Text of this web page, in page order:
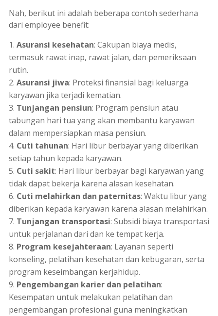
Nah, berikut ini adalah beberapa contoh sederhana
dari employee benefit:
Asuransi kesehatan: Cakupan biaya medis,
termasuk rawat inap, rawat jalan, dan pemeriksaan
rutin.
Asuransi jiwa: Proteksi finansial bagi keluarga
karyawan jika terjadi kematian.
Tunjangan pensiun: Program pensiun atau
tabungan hari tua yang akan membantu karyawan
dalam mempersiapkan masa pensiun.
Cuti tahunan: Hari libur berbayar yang diberikan
setiap tahun kepada karyawan.
Cuti sakit: Hari libur berbayar bagi karyawan yang
tidak dapat bekerja karena alasan kesehatan.
Cuti melahirkan dan paternitas: Waktu libur yang
diberikan kepada karyawan karena alasan melahirkan.
Tunjangan transportasi: Subsidi biaya transportasi
untuk perjalanan dari dan ke tempat kerja.
Program kesejahteraan: Layanan seperti
konseling, pelatihan kesehatan dan kebugaran, serta
program keseimbangan kerjahidup.
Pengembangan karier dan pelatihan:
Kesempatan untuk melakukan pelatihan dan
pengembangan profesional guna meningkatkan